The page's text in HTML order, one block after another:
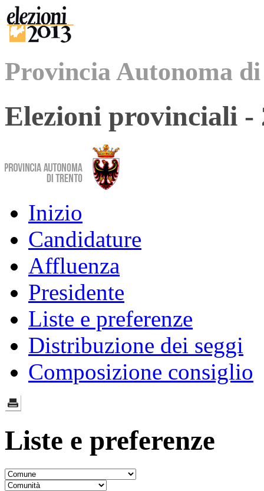
Provincia Autonoma
Elezioni provinciali -
Inizio
Candidature
Affluenza
Presidente
Liste e preferenze
Distribuzione dei seggi
Composizione consiglio
Liste e preferenze